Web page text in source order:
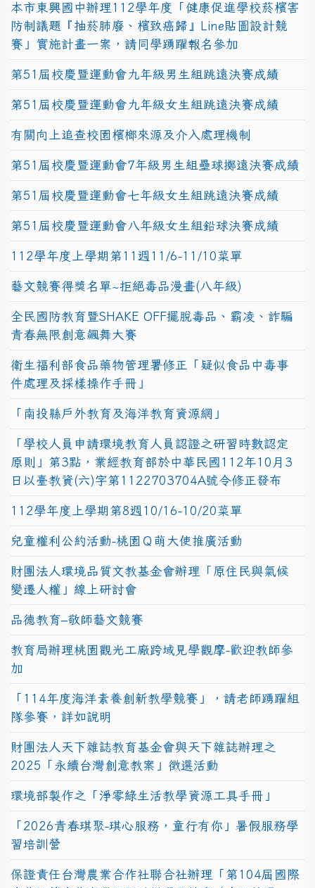
本市東興國中辦理112學年度「健康促進學校菸檳害
防制議題『抽菸肺廢、檳致癌歸』Line貼圖設計競
賽」實施計畫一案，請同學踴躍報名參加
第51屆校慶暨運動會九年級男生組跳遠決賽成績
第51屆校慶暨運動會九年級女生組跳遠決賽成績
有關向上追查校園檳榔來源及介入處理機制
第51屆校慶暨運動會7年級男生組壘球擲遠決賽成績
第51屆校慶暨運動會七年級女生組跳遠決賽成績
第51屆校慶暨運動會八年級女生組鉛球決賽成績
112學年度上學期第11週11/6-11/10菜單
藝文競賽得獎名單~拒絕毒品漫畫(八年級)
全民國防教育暨SHAKE OFF擺脫毒品、霸凌、詐騙
青春無限創意飆舞大賽
衛生福利部食品藥物管理署修正「疑似食品中毒事
件處理及採樣操作手冊」
「南投縣戶外教育及海洋教育資源網」
「學校人員申請環境教育人員認證之研習時數認定
原則」第3點，業經教育部於中華民國112年10月3
日以臺教資(六)字第1122703704A號令修正發布
112學年度上學期第8週10/16-10/20菜單
兒童權利公約活動-桃園Ｑ萌大使推廣活動
財團法人環境品質文教基金會辦理「原住民與氣候
變遷人權」線上研討會
品德教育–敬師藝文競賽
教育局辦理桃園觀光工廠跨域見學觀摩-歡迎教師參
加
「114年度海洋素養創新教學競賽」，請老師踴躍組
隊參賽，詳如說明
財團法人天下雜誌教育基金會與天下雜誌辦理之
2025「永續台灣創意教案」徵選活動
環境部製作之「淨零綠生活教學資源工具手冊」
「2026青春琪聚-琪心服務，童行有你」暑假服務學
習培訓營
保證責任台灣農業合作社聯合社辦理「第104屆國際